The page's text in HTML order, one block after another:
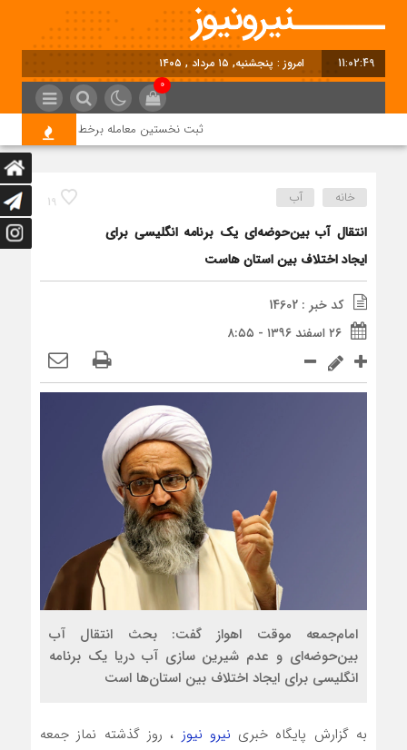
11:02:49 امروز : پنجشنبه, ۱۵ مرداد , ۱۴۰۵
0
ثبت نخستین معامله برخط خرید برق از طریق
19 خانه آب
انتقال آب بین‌حوضه‌ای یک برنامه انگلیسی برای
ایجاد اختلاف بین استان هاست
کد خبر : 14602
۲۶ اسفند ۱۳۹۶ - ۸:۵۵
امام‌جمعه موقت اهواز گفت: بحث انتقال آب
بین‌حوضه‌ای و عدم شیرین سازی آب دریا یک برنامه
انگلیسی برای ایجاد اختلاف بین استان‌ها است
به گزارش پایگاه خبری نیرو نیوز ، روز گذشته نماز جمعه